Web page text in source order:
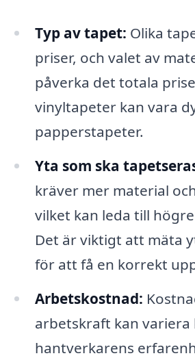
Typ av tapet: Olika
priser, och valet av
påverka det totala
vinyltapeter kan vara
papperstapeter.
Yta som ska
kräver mer material
vilket kan leda till
Det är viktigt att mäta
för att få en korrekt
Arbetskostnad:
arbetskraft kan variera
hantverkarens